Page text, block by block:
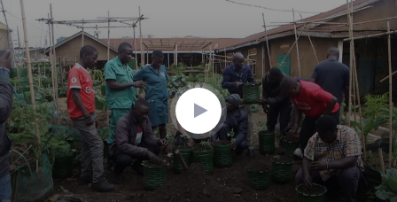
0
seconds
of
1
minute,
42
seconds